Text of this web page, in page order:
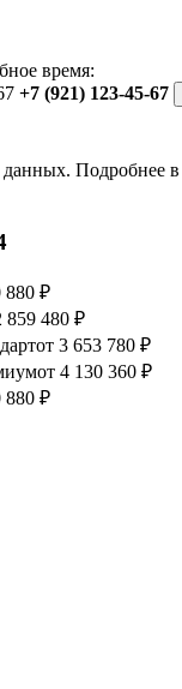
время:
+7 (921) 123-45-67
данных. Подробнее в
880 ₽
859 480 ₽
от 3 653 780 ₽
от 4 130 360 ₽
880 ₽